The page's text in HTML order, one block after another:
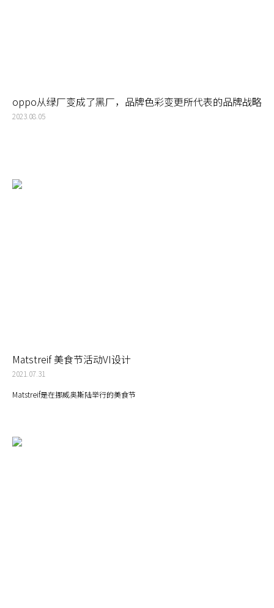
oppo从绿厂变成了黑厂，品牌色彩变更所代表的品牌战略
调整
2023.08.05
Matstreif 美食节活动VI设计
2021.07.31
Matstreif是在挪威奥斯陆举行的美食节